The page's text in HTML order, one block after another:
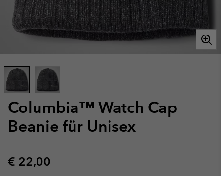
Columbia™ Watch Cap
Beanie für Unisex
Regular price:
€ 22,00